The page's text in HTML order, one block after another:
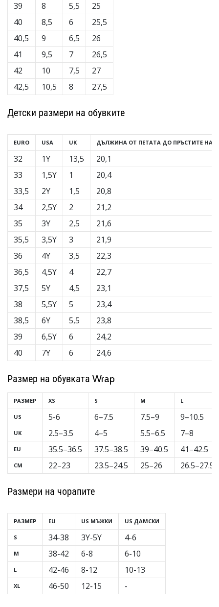
39
40
40,5
41
42
42,5
8
8,5
9
9,5
10
10,5
5,5
6
6,5
7
7,5
8
25
25,5
26
26,5
27
27,5
Детски размери на обувките
EURO
32
33
33,5
34
35
35,5
36
36,5
37,5
38
38,5
39
40
USA
1Y
1,5Y
2Y
2,5Y
3Y
3,5Y
4Y
4,5Y
5Y
5,5Y
6Y
6,5Y
7Y
UK
13,5
1
1,5
2
2,5
3
3,5
4
4,5
5
5,5
6
6
ДЪЛЖИНА ОТ ПЕТАТА ДО ПРЪСТИТЕ НА
20,1
20,4
20,8
21,2
21,6
21,9
22,3
22,7
23,1
23,4
23,8
24,2
24,6
Размер на обувката Wrap
РАЗМЕР
US
UK
EU
CM
XS
5-6
2.5–3.5
35.5–36.5
22–23
S
6–7.5
4–5
37.5–38.5
23.5–24.5
M
7.5–9
5.5–6.5
39–40.5
25–26
L
9–10.5
7–8
41–42.5
26.5–27.5
Размери на чорапите
РАЗМЕР
S
M
L
XL
EU
34-38
38-42
42-46
46-50
US МЪЖКИ
3Y-5Y
6-8
8-12
12-15
US ДАМСКИ
4-6
6-10
10-13
-